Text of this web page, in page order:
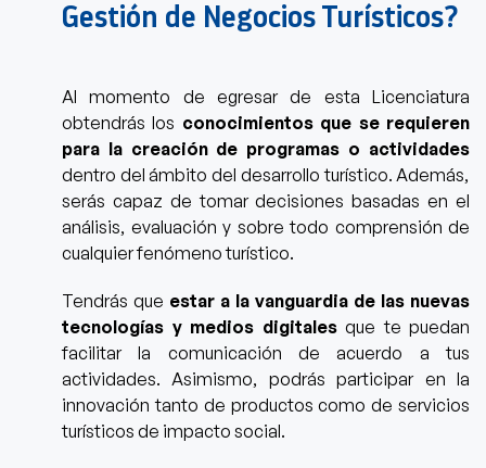
Gestión de Negocios Turísticos?
Al momento de egresar de esta Licenciatura
obtendrás los conocimientosque se requieren
para la creación de programas o actividades
dentro del ámbito del desarrollo turístico. Además,
serás capaz de tomar decisiones basadas en el
análisis, evaluación y sobre todo comprensión de
cualquier fenómeno turístico.
Tendrás que estar a la vanguardia de las nuevas
tecnologías y medios digitales que te puedan
facilitar la comunicación de acuerdo a tus
actividades. Asimismo, podrás participar en la
innovación tanto de productos como de servicios
turísticos de impacto social.